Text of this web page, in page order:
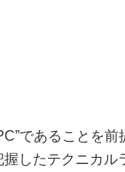
であることを
したテクニカ